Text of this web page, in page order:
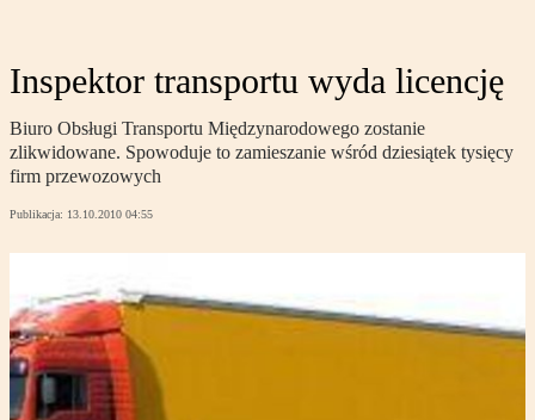
Inspektor transportu wyda licencję
Biuro Obsługi Transportu Międzynarodowego zostanie
zlikwidowane. Spowoduje to zamieszanie wśród dziesiątek tysięcy
firm przewozowych
Publikacja: 13.10.2010 04:55